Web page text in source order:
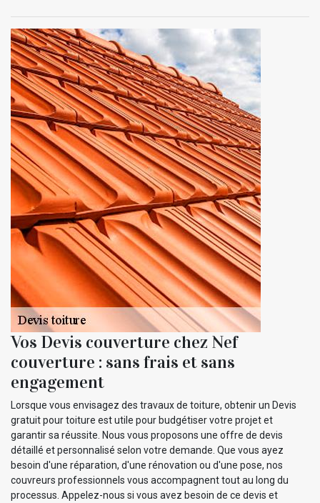
Vos Devis couverture chez Nef
couverture : sans frais et sans
engagement
Lorsque vous envisagez des travaux de toiture, obtenir un Devis
gratuit pour toiture est utile pour budgétiser votre projet et
garantir sa réussite. Nous vous proposons une offre de devis
détaillé et personnalisé selon votre demande. Que vous ayez
besoin d'une réparation, d'une rénovation ou d'une pose, nos
couvreurs professionnels vous accompagnent tout au long du
processus. Appelez-nous si vous avez besoin de ce devis et